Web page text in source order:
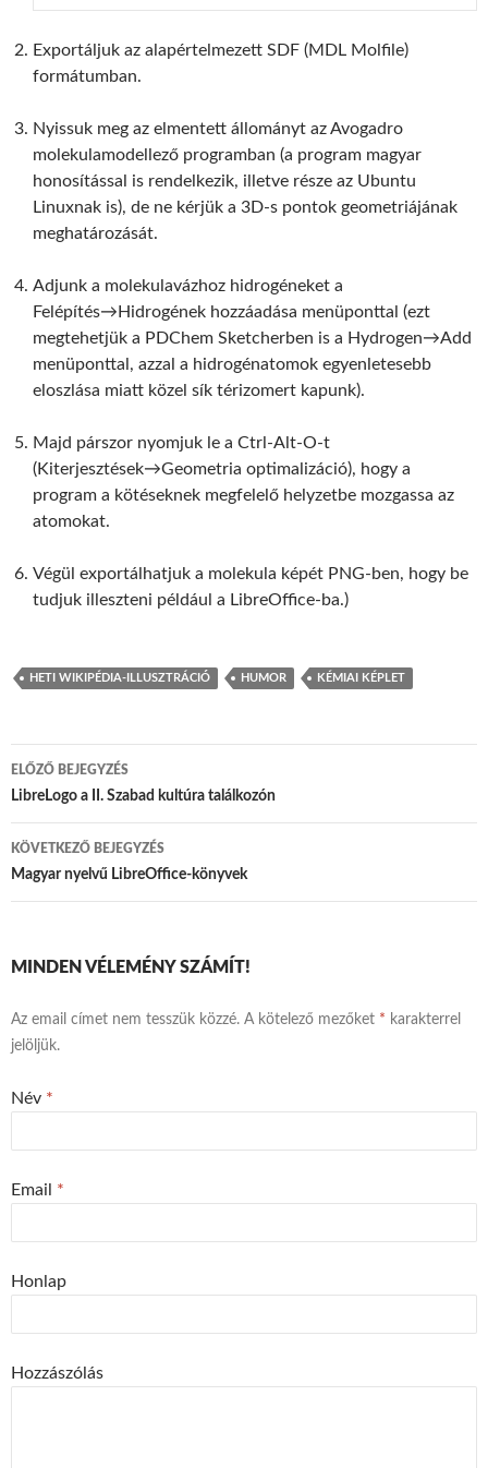
Exportáljuk az alapértelmezett SDF (MDL Molfile)
formátumban.
Nyissuk meg az elmentett állományt az Avogadro
molekulamodellező programban (a program magyar
honosítással is rendelkezik, illetve része az Ubuntu
Linuxnak is), de ne kérjük a 3D-s pontok geometriájának
meghatározását.
Adjunk a molekulavázhoz hidrogéneket a
Felépítés→Hidrogének hozzáadása menüponttal (ezt
megtehetjük a PDChem Sketcherben is a Hydrogen→Add
menüponttal, azzal a hidrogénatomok egyenletesebb
eloszlása miatt közel sík térizomert kapunk).
Majd párszor nyomjuk le a Ctrl-Alt-O-t
(Kiterjesztések→Geometria optimalizáció), hogy a
program a kötéseknek megfelelő helyzetbe mozgassa az
atomokat.
Végül exportálhatjuk a molekula képét PNG-ben, hogy be
tudjuk illeszteni például a LibreOffice-ba.)
HETI WIKIPÉDIA-ILLUSZTRÁCIÓ HUMOR KÉMIAI KÉPLET
Bejegyzések navigációja
ELŐZŐ BEJEGYZÉS
LibreLogo a II. Szabad kultúra találkozón
KÖVETKEZŐ BEJEGYZÉS
Magyar nyelvű LibreOffice-könyvek
MINDEN VÉLEMÉNY SZÁMÍT!
Az email címet nem tesszük közzé. A kötelező mezőket * karakterrel
jelöljük.
Név *
Email *
Honlap
Hozzászólás